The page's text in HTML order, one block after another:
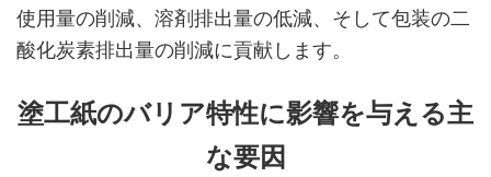
使用量の削減、溶剤排出量の低減、そして包装の二
酸化炭素排出量の削減に貢献します。
塗工紙のバリア特性に影響を与える主
な要因